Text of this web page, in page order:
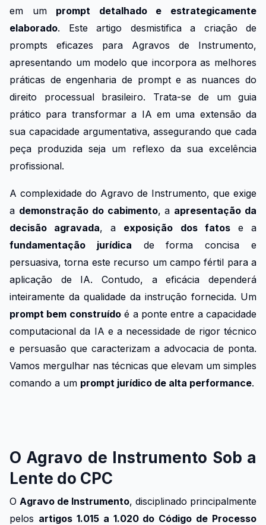
em um prompt detalhado e estrategicamente
elaborado. Este artigo desmistifica a criação de
prompts eficazes para Agravos de Instrumento,
apresentando um modelo que incorpora as melhores
práticas de engenharia de prompt e as nuances do
direito processual brasileiro. Trata-se de um guia
prático para transformar a IA em uma extensão da
sua capacidade argumentativa, assegurando que cada
peça produzida seja um reflexo da sua excelência
profissional.
A complexidade do Agravo de Instrumento, que exige
a demonstração do cabimento, a apresentação da
decisão agravada, a exposição dos fatose a
fundamentação jurídica de forma concisa e
persuasiva, torna este recurso um campo fértil para a
aplicação de IA. Contudo, a eficácia dependerá
inteiramente da qualidade da instrução fornecida. Um
prompt bem construídoé a ponte entre a capacidade
computacional da IA e a necessidade de rigor técnico
e persuasão que caracterizam a advocacia de ponta.
Vamos mergulhar nas técnicas que elevam um simples
comando a um prompt jurídico de alta performance.
O Agravo de Instrumento Sob a
Lente do CPC
O Agravo de Instrumento, disciplinado principalmente
pelos artigos 1.015 a 1.020 do Código de Processo